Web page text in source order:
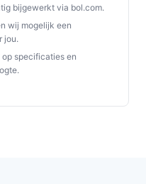
bijgewerkt via bol.com.
wij mogelijk een
jou.
specificaties en